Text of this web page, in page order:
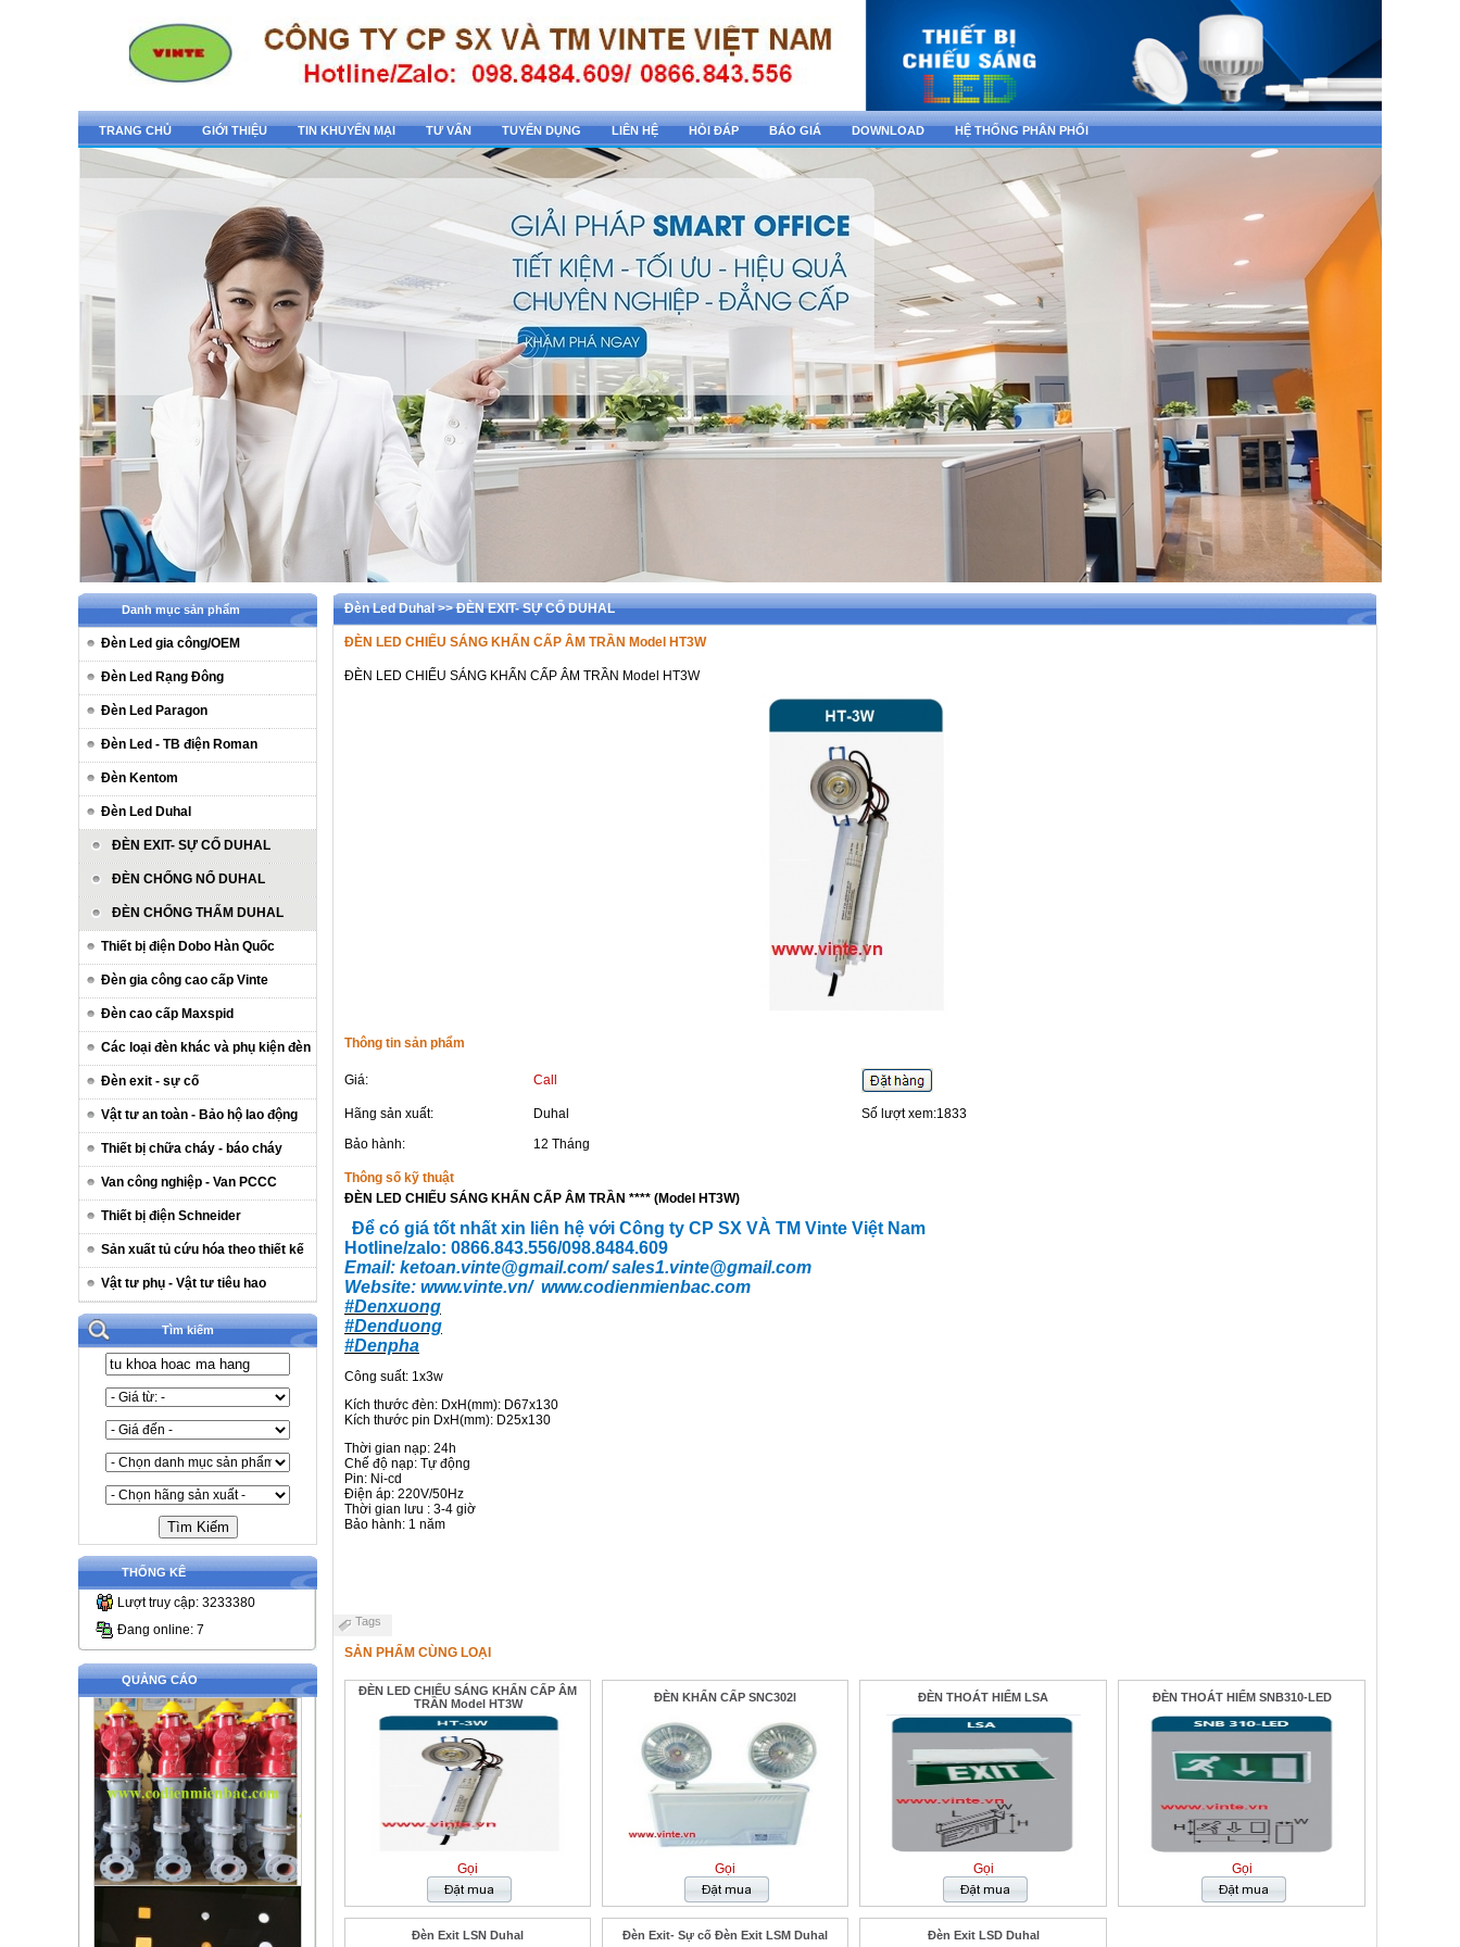
TRANG CHỦ GIỚI THIỆU TIN KHUYẾN MẠI TƯ VẤN TUYỂN DỤNG LIÊN HỆ HỎI ĐÁP BÁO GIÁ DOWNLOAD HỆ THỐNG PHÂN PHỐI
Danh mục sản phẩm
Đèn Led gia công/OEM
Đèn Led Rạng Đông
Đèn Led Paragon
Đèn Led - TB điện Roman
Đèn Kentom
Đèn Led Duhal
ĐÈN EXIT- SỰ CỐ DUHAL
ĐÈN CHỐNG NỔ DUHAL
ĐÈN CHỐNG THẤM DUHAL
Thiết bị điện Dobo Hàn Quốc
Đèn gia công cao cấp Vinte
Đèn cao cấp Maxspid
Các loại đèn khác và phụ kiện đèn
Đèn exit - sự cố
Vật tư an toàn - Bảo hộ lao động
Thiết bị chữa cháy - báo cháy
Van công nghiệp - Van PCCC
Thiết bị điện Schneider
Sản xuất tủ cứu hóa theo thiết kế
Vật tư phụ - Vật tư tiêu hao
Tìm kiếm
THỐNG KÊ
Lượt truy cập: 3233380
Đang online: 7
QUẢNG CÁO
Đèn Led Duhal >> ĐÈN EXIT- SỰ CỐ DUHAL
ĐÈN LED CHIẾU SÁNG KHẨN CẤP ÂM TRẦN Model HT3W
ĐÈN LED CHIẾU SÁNG KHẨN CẤP ÂM TRẦN Model HT3W
Thông tin sản phẩm
Giá: Call
Hãng sản xuất: Duhal
Số lượt xem:1833
Bảo hành:
12 Tháng
Thông số kỹ thuật
ĐÈN LED CHIẾU SÁNG KHẨN CẤP ÂM TRẦN **** (Model HT3W)
Để có giá tốt nhất xin liên hệ với Công ty CP SX VÀ TM Vinte Việt Nam
Hotline/zalo: 0866.843.556/098.8484.609
Email: ketoan.vinte@gmail.com/sales1.vinte@gmail.com
Website: www.vinte.vn/ www.codienmienbac.com
#Denxuong
#Denduong
#Denpha
Công suất: 1x3w
Kích thước đèn: DxH(mm): D67x130
Kích thước pin DxH(mm): D25x130
Thời gian nạp: 24h
Chế độ nạp: Tự động
Pin: Ni-cd
Điện áp: 220V/50Hz
Thời gian lưu : 3-4 giờ
Bảo hành: 1 năm
Tags
SẢN PHẨM CÙNG LOẠI
ĐÈN LED CHIẾU SÁNG KHẨN CẤP ÂM
TRẦN Model HT3W
Gọi
ĐÈN KHẨN CẤP SNC302l
Gọi
ĐÈN THOÁT HIỂM LSA
Gọi
ĐÈN THOÁT HIỂM SNB310-LED
Gọi
Đèn Exit LSN Duhal Đèn Exit- Sự cố Đèn Exit LSM Duhal Đèn Exit LSD Duhal